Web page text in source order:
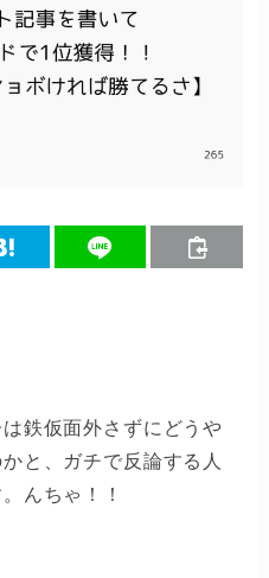
鉄仮面外さずにどうや
と、ガチで反論する人
んちゃ！！